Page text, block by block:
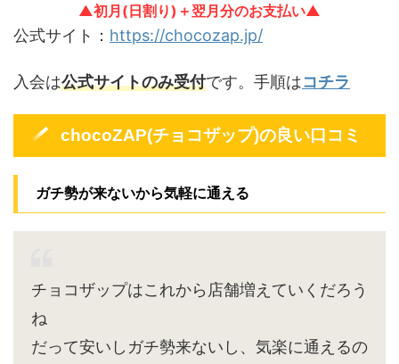
▲初月(日割り)＋翌月分のお支払い▲
公式サイト： https://chocozap.jp/
入会は公式サイトのみ受付です。手順はコチラ
chocoZAP(チョコザップ)の良い口コミ
ガチ勢が来ないから気軽に通える
チョコザップはこれから店舗増えていくだろう
ね
だって安いしガチ勢来ないし、気楽に通えるの